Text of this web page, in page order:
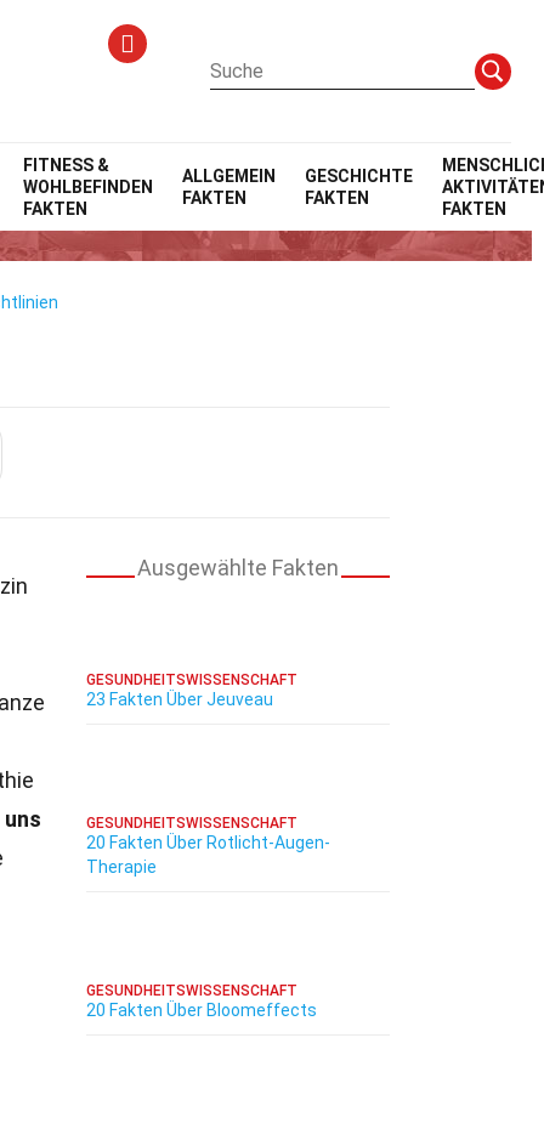
FITNESS &
WOHLBEFINDEN
FAKTEN
ALLGEMEIN
FAKTEN
GESCHICHTE
FAKTEN
FAKTEN
uns
Ausgewählte Fakten
GESUNDHEITSWISSENSCHAFT
23 Fakten Über Jeuveau
GESUNDHEITSWISSENSCHAFT
20 Fakten Über Rotlicht-Augen-
Therapie
GESUNDHEITSWISSENSCHAFT
20 Fakten Über Bloomeffects